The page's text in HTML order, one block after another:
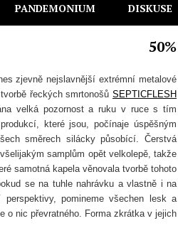
PANDEMONIUM DISKUSE
50%
zjevně nejslavnější extrémní metalové
řeckých smrtonošů SEPTICFLESH
velká pozornost a ruku v ruce s tím
které jsou, počínaje úspěšným
směrech silácky působící. Čerstvá
samplům opět velkolepě, takže
samotná kapela věnovala tvorbě tohoto
se na tuhle nahrávku a vlastně i na
pomineme všechen lesk a
o nic převratného. Forma zkrátka v jejich